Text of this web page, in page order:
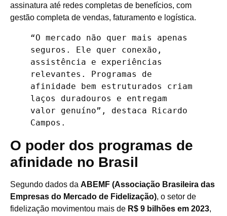
assinatura até redes completas de benefícios, com
gestão completa de vendas, faturamento e logística.
“O mercado não quer mais apenas
seguros. Ele quer conexão,
assistência e experiências
relevantes. Programas de
afinidade bem estruturados criam
laços duradouros e entregam
valor genuíno”, destaca Ricardo
Campos.
O poder dos programas de
afinidade no Brasil
Segundo dados da ABEMF (Associação Brasileira das
Empresas do Mercado de Fidelização), o setor de
fidelização movimentou mais de R$ 9 bilhões em 2023,